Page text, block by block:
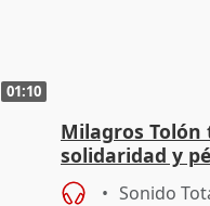
01:10
Milagros Tolón
solidaridad y
en Almería
Sonido